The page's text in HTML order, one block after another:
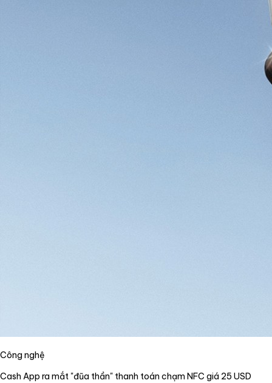
Công nghệ
Cash App ra mắt "đũa thần" thanh toán chạm NFC giá 25 USD